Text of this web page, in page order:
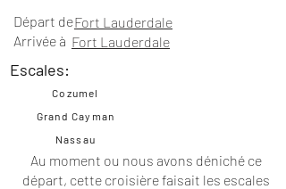
Départ de
Arrivée à
Fort Lauderdale
Fort Lauderdale
Escales:
Cozumel
Grand Cayman
Nassau
Au moment ou nous avons déniché ce
départ, cette croisière faisait les escales